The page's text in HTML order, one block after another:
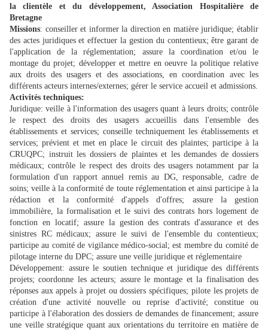
la clientèle et du développement, Association Hospitalière de
Bretagne
Missions: conseiller et informer la direction en matière juridique; établir
des actes juridiques et effectuer la gestion du contentieux; être garant de
l'application de la réglementation; assure la coordination et/ou le
montage du projet; développer et mettre en oeuvre la politique relative
aux droits des usagers et des associations, en coordination avec les
différents acteurs internes/externes; gérer le service accueil et admissions.
Activités techniques:
Juridique: veille à l'information des usagers quant à leurs droits; contrôle
le respect des droits des usagers accueillis dans l'ensemble des
établissements et services; conseille techniquement les établissements et
services; prévient et met en place le circuit des plaintes; participe à la
CRUQPC; instruit les dossiers de plaintes et les demandes de dossiers
médicaux; contrôle le respect des droits des usagers notamment par la
formulation d'un rapport annuel remis au DG, responsable, cadre de
soins; veille à la conformité de toute réglementation et ainsi participe à la
rédaction et la conformité d'appels d'offres; assure la gestion
immobilière, la formalisation et le suivi des contrats hors logement de
fonction en locatif; assure la gestion des contrats d'assurance et des
sinistres RC médicaux; assure le suivi de l'ensemble du contentieux;
participe au comité de vigilance médico-social; est membre du comité de
pilotage interne du DPC; assure une veille juridique et réglementaire
Développement: assure le soutien technique et juridique des différents
projets; coordonne les acteurs; assure le montage et la finalisation des
réponses aux appels à projet ou dossiers spécifiques; pilote les projets de
création d'une activité nouvelle ou reprise d'activité; constitue ou
participe à l'élaboration des dossiers de demandes de financement; assure
une veille stratégique quant aux orientations du territoire en matière de